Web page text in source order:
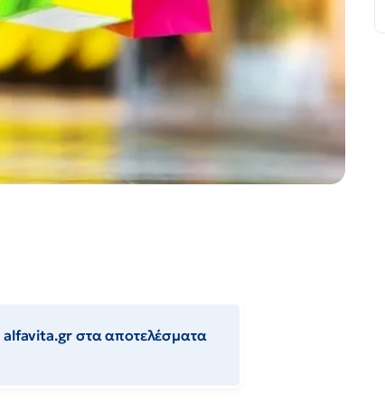
alfavita.gr στα αποτελέσματα